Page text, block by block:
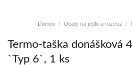
Domov / Obaly na jedlo a rozvoz /
Termo-taška donášková
`Typ 6`, 1 ks